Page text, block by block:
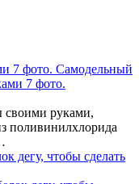
7 фото. Самодельный
своими руками,
поливинилхлорида
дегу, чтобы сделать